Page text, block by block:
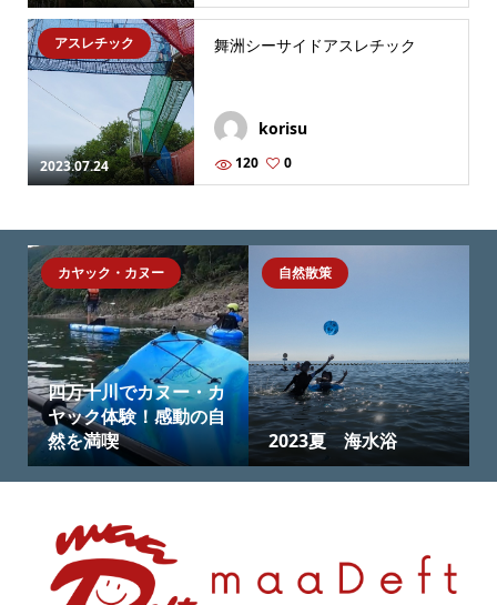
2023.07.24
アスレチック 舞洲シーサイドアスレチック
korisu
120 0
カヤック・カヌー
四万十川でカヌー・カ
ヤック体験！感動の自
然を満喫
自然散策
2023夏 海水浴